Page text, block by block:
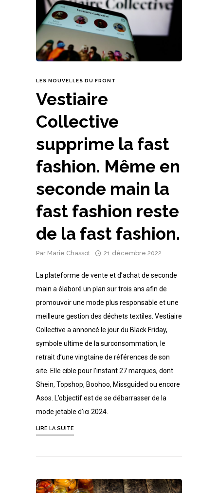
LES NOUVELLES DU FRONT
Vestiaire
Collective
supprime la fast
fashion. Même en
seconde main la
fast fashion reste
de la fast fashion.
Par Marie Chassot 21 décembre 2022
La plateforme de vente et d’achat de seconde
main a élaboré un plan sur trois ans afin de
promouvoir une mode plus responsable et une
meilleure gestion des déchets textiles. Vestiaire
Collective a annoncé le jour du Black Friday,
symbole ultime de la surconsommation, le
retrait d’une vingtaine de références de son
site. Elle cible pour l’instant 27 marques, dont
Shein, Topshop, Boohoo, Missguided ou encore
Asos. L’objectif est de se débarrasser de la
mode jetable d’ici 2024.
LIRE LA SUITE